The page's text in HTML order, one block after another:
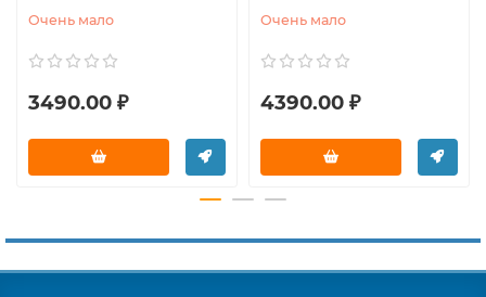
Очень мало
3490.00 ₽
Очень мало
4390.00 ₽